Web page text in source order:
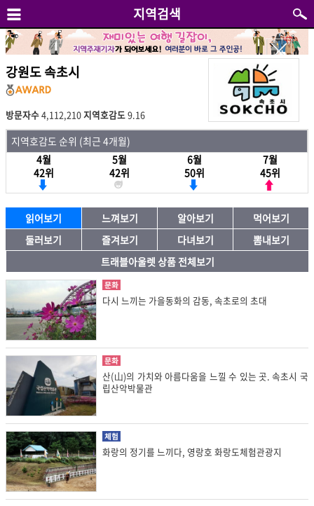
지역검색
강원도 속초시
방문자수4,112,210지역호감도 9.16
지역호감도 순위 (최근 4개월)
4월
42위
5월
42위
6월
50위
7월
45위
읽어보기 느껴보기 알아보기
먹어보기
둘러보기
즐겨보기 다녀보기
뽐내보기
트래블아울렛 상품 전체보기
문화
다시 느끼는 가을동화의 감동, 속초로의 초대
문화
산(山)의 가치와 아름다움을 느낄 수 있는 곳. 속초시 국
립산악박물관
체험
화랑의 정기를 느끼다, 영랑호 화랑도체험관광지